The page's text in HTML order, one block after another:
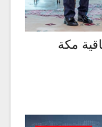
مكة